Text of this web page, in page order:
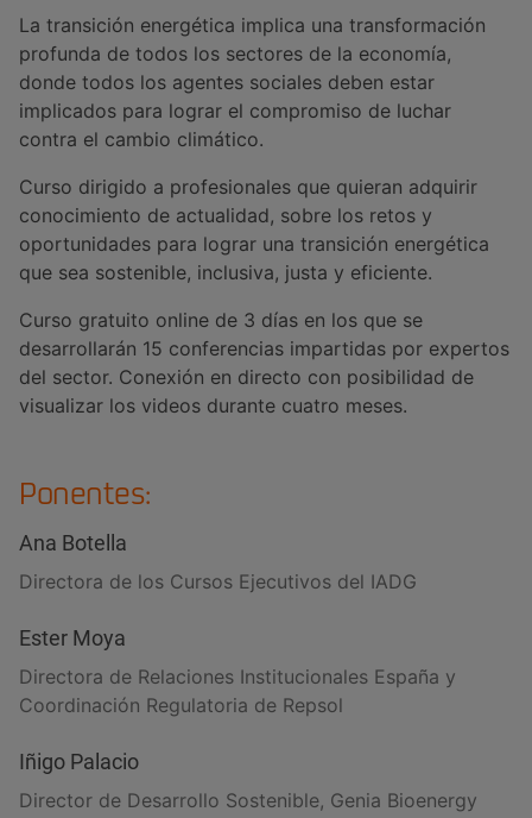
La transición energética implica una transformación
profunda de todos los sectores de la economía,
donde todos los agentes sociales deben estar
implicados para lograr el compromiso de luchar
contra el cambio climático.
Curso dirigido a profesionales que quieran adquirir
conocimiento de actualidad, sobre los retos y
oportunidades para lograr una transición energética
que sea sostenible, inclusiva, justa y eficiente.
Curso gratuito online de 3 días en los que se
desarrollarán 15 conferencias impartidas por expertos
del sector. Conexión en directo con posibilidad de
visualizar los videos durante cuatro meses.
Ponentes:
Ana Botella
Directora de los Cursos Ejecutivos del IADG
Ester Moya
Directora de Relaciones Institucionales España y
Coordinación Regulatoria de Repsol
Iñigo Palacio
Director de Desarrollo Sostenible, Genia Bioenergy